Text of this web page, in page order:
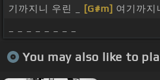
기까지니 우린 _
[G#m] 여기까지
You may also like to